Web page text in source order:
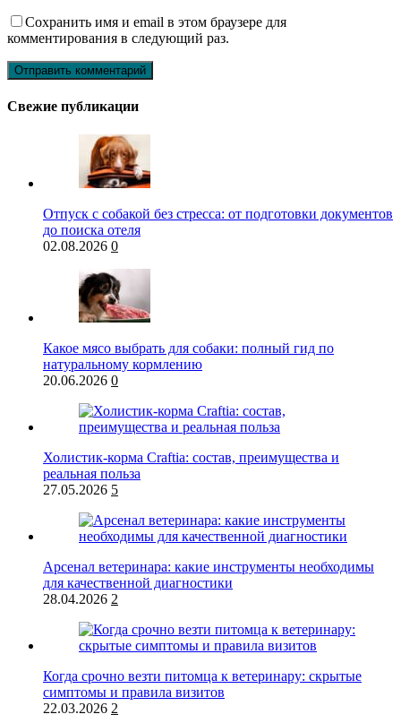
Сохранить имя и email в этом браузере для
комментирования в следующий раз.
Свежие публикации
Отпуск с собакой без стресса: от подготовки документов
до поиска отеля
02.08.2026 0
Какое мясо выбрать для собаки: полный гид по
натуральному кормлению
20.06.2026 0
Холистик-корма Craftia: состав, преимущества и
реальная польза
27.05.2026 5
Арсенал ветеринара: какие инструменты необходимы
для качественной диагностики
28.04.2026 2
Когда срочно везти питомца к ветеринару: скрытые
симптомы и правила визитов
22.03.2026 2